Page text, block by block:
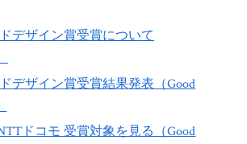
デザイン賞受賞について
デザイン賞受賞結果発表（Good
ドコモ 受賞対象を見る（Good